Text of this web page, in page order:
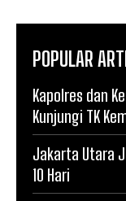
POPULAR
Kapolres dan
Kunjungi TK
Jakarta Utara
10 Hari